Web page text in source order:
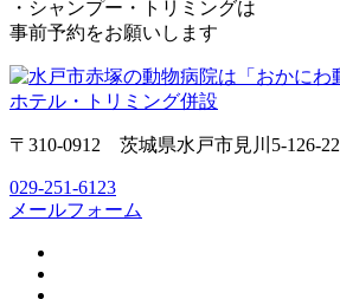
・シャンプー・トリミングは
事前予約をお願いします
〒310-0912 茨城県水戸市見川5-126-22
029-251-6123
メールフォーム